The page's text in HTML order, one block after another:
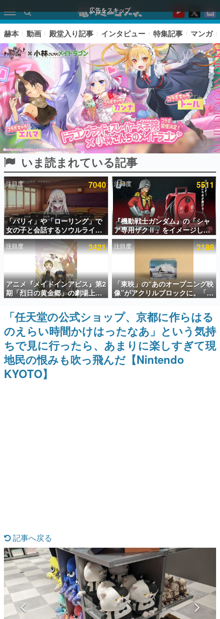
広告をスキップ
ピックアップ
電ファミのいま読まれている記事ランキング
アプリセール情報
インタビュー
連載・特集一覧
殿堂入り記事
SNS拡散数が数千以上！ ページビュー数万以上！ などな
ど。多くの人々に読まれた、電ファミ渾身の“殿堂入り”記
事をまとめました。
ゲームの企画書
名作ゲームクリエイターの方々に製作時のエピソードをお
聞きし、ヒットする企画（ゲーム）とは何か？を探ってい
きます。
赫本
この物語を解いてはいけない。『赫本』は、〈試験問題〉
なんでゲームは面白い？
ゲーム開発者・hamatsu氏がゲームの魅力を画面や操作の
具体的な形から解き明かしていく、硬派で骨太な評論連載
です。
ゲームが変えた日本語
「経験値」「裏技」「ラスボス」… ゲームにまつわる言葉
の起源や用法の変遷を、コンピューター文化史研究家・タ
イニーP氏が徹底調査。
赫本 動画 殿堂入り記事 インタビュー 特集記事 マンガ
いま読まれている記事
注目度 7040
「パリィ」や「ローリング」で
女の子と会話するソウルライク
恋愛ゲーム『小早川さんはソウ
ルライク』無料公開。返事に失
敗すると「YOU DIED」
注目度 5511
『機動戦士ガンダム』の「シャ
ア専用ザクⅡ」をイメージした
散水ホースリールが予約開始。
本体にはシャアのパーソナルマ
ークやジオン公国軍のエンブレ
ム、型式番号などを配置
注目度 3421
アニメ『メイドインアビス』第2
期「烈日の黄金郷」の劇場上映
が決定！レグ役・伊瀬茉莉也さ
んらが登壇する舞台挨拶も実施
注目度 2189
「東映」の“あのオープニング映
像”がアクリルブロックに。「東
映ヒストリカル グッズコレクシ
ョン」が8月下旬より発売
「任天堂の公式ショップ、京都に作らはる
のえらい時間かけはったなあ」という気持
ちで見に行ったら、あまりに楽しすぎて現
地民の恨みも吹っ飛んだ【Nintendo
KYOTO】
記事へ戻る